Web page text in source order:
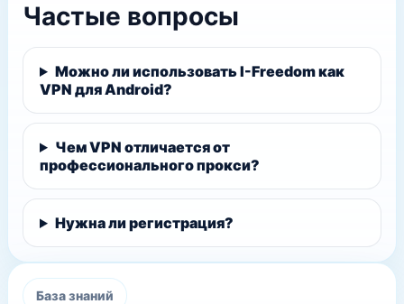
Частые вопросы
Можно ли использовать I-Freedom как
VPN для Android?
Чем VPN отличается от
профессионального прокси?
Нужна ли регистрация?
База знаний